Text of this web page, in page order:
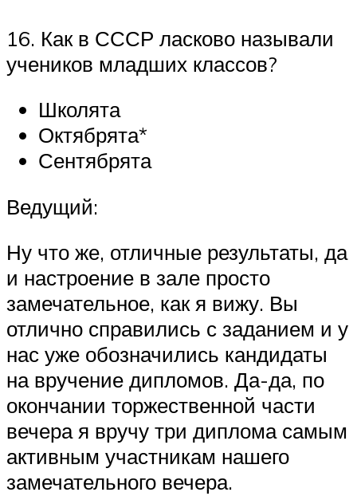
16. Как в СССР ласково называли
учеников младших классов?
Школята
Октябрята*
Сентябрята
Ведущий:
Ну что же, отличные результаты, да
и настроение в зале просто
замечательное, как я вижу. Вы
отлично справились с заданием и у
нас уже обозначились кандидаты
на вручение дипломов. Да-да, по
окончании торжественной части
вечера я вручу три диплома самым
активным участникам нашего
замечательного вечера.